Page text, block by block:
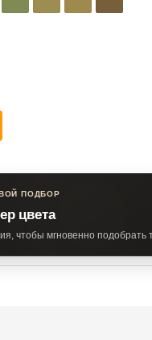
ПОДБОР
цвета
чтобы мгновенно подобрать